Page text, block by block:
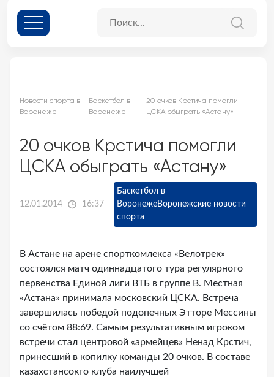
Новости спорта в
Воронеже
Баскетбол в
Воронеже
20 очков Крстича помогли
ЦСКА обыграть «Астану»
20 очков Крстича помогли
ЦСКА обыграть «Астану»
12.01.2014 16:37
Баскетбол в
ВоронежеВоронежские новости
спорта
В Астане на арене спорткомлекса «Велотрек»
состоялся матч одиннадцатого тура регулярного
первенства Единой лиги ВТБ в группе В. Местная
«Астана» принимала московский ЦСКА. Встреча
завершилась победой подопечных Этторе Мессины
со счётом 88:69. Самым результативным игроком
встречи стал центровой «армейцев» Ненад Крстич,
принесший в копилку команды 20 очков. В составе
казахстансокго клуба наилучшей